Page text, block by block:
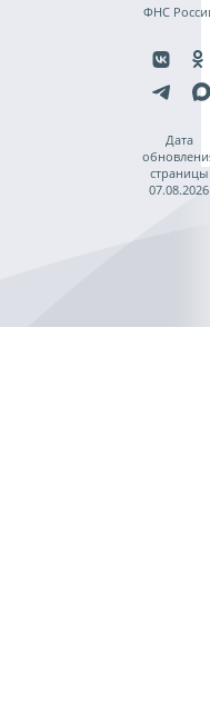
ФНС
Дата
страницы
07.08.2026